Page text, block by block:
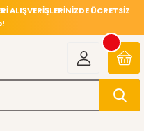
ALIŞVERİŞLERİNİZDE ÜCRETSİZ